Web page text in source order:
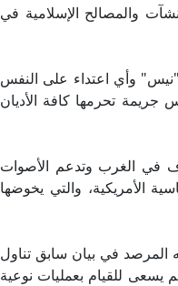
والمصالح الإسلامية في
"نيس" وأي اعتداء على النفس
جريمة تحرمها كافة الأديان
في الغرب وتدعم الأصوات
الأمريكية، والتي يخوضها
المرصد في بيان سابق تناول
يسعى للقيام بعمليات نوعية